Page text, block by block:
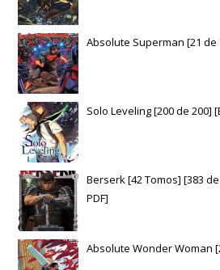
Absolute Superman [21 de
Solo Leveling [200 de 200]
Berserk [42 Tomos] [383
PDF]
Absolute Wonder Woman